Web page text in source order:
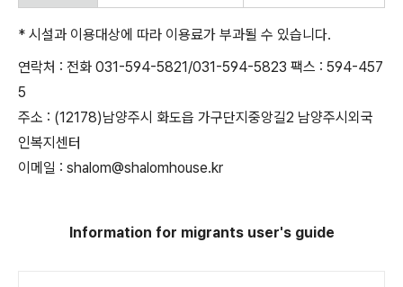
* 시설과 이용대상에 따라 이용료가 부과될 수 있습니다.
연락처 : 전화 031-594-5821/031-594-5823 팩스 : 594-457
5
주소 : (12178)남양주시 화도읍 가구단지중앙길2 남양주시외국
인복지센터
이메일 : shalom@shalomhouse.kr
Information for migrants user's guide